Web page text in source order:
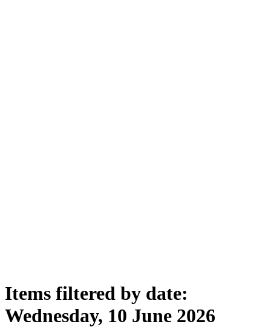
Items filtered by date:
Wednesday, 10 June 2026